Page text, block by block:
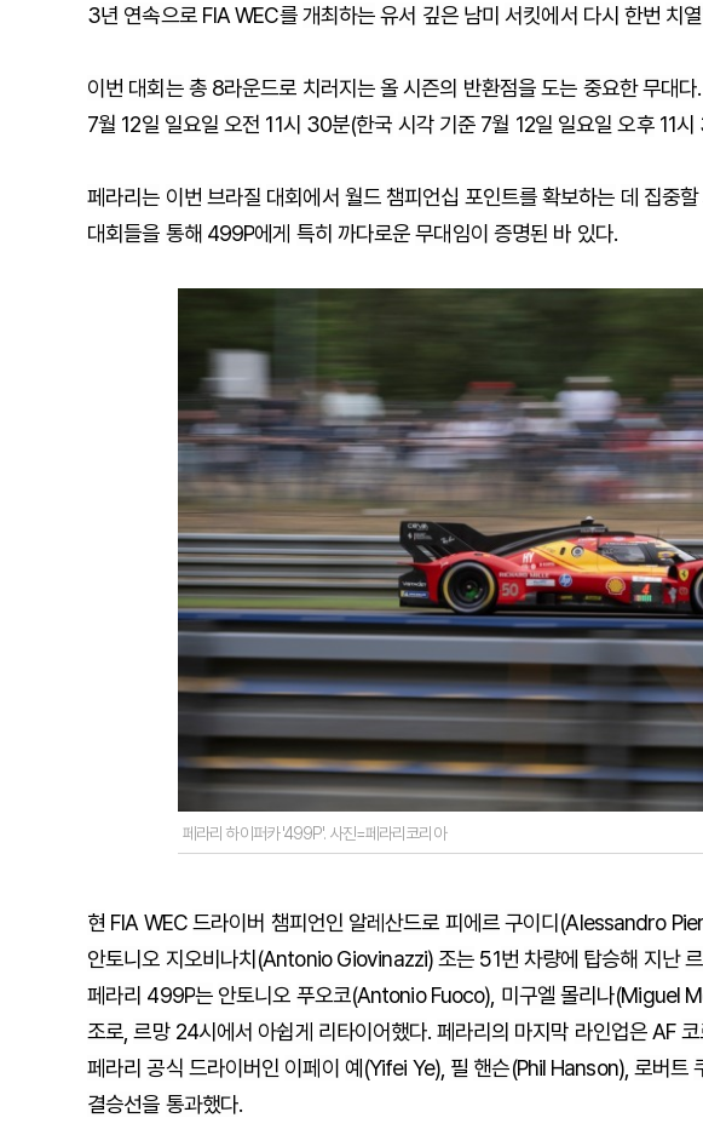
3년 연속으로FIA WEC를 개최하는 유서 깊은 남미 서킷에서 다시 한번 치
이번 대회는 총8라운드로 치러지는올 시즌의 반환점을 도는 중요한무대다
7월 12일 일요일 오전 11시 30분(한국 시각 기준 7월 12일 일요일 오후11시
페라리는 이번 브라질 대회에서 월드챔피언십 포인트를확보하는 데 집중할
대회들을 통해499P에게 특히 까다로운 무대임이 증명된 바 있다.
페라리 하이퍼카 '499P'. 사진=페라리코리아
현 FIA WEC드라이버 챔피언인 알레산드로 피에르구이디 (Alessandro
안토니오 지오비나치 (Antonio Giovinazzi)조는 51번 차량에 탑승해 지난
페라리 499P는 안토니오 푸오코(Antonio Fuoco), 미구엘 몰리나(Miguel
조로,르망24시에서 아쉽게 리타이어했다. 페라리의 마지막 라인업은AF코
페라리 공식 드라이버인 이페이 예 (Yifei Ye), 필 핸슨(Phil Hanson), 로버트
결승선을 통과했다.